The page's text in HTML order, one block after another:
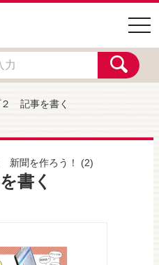
２ 記事を書く
新聞を作ろう！ (2)
書く